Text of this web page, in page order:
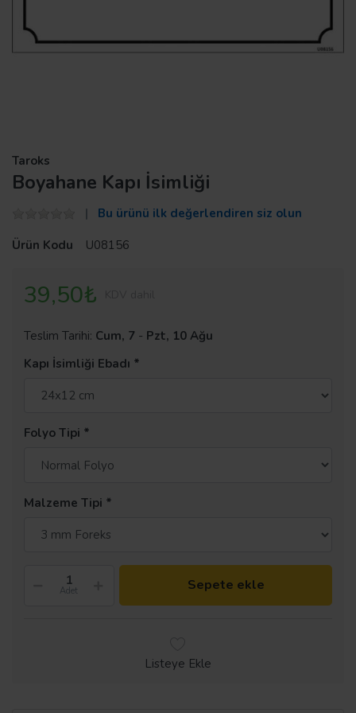
Taroks
Boyahane Kapı İsimliği
Bu ürünü ilk değerlendiren siz olun
Ürün Kodu
U08156
39,50₺
Teslim Tarihi: Cum, 7 - Pzt, 10 Ağu
Kapı İsimliği Ebadı
Folyo Tipi
Malzeme Tipi
Adet Sepete ekle
Listeye Ekle